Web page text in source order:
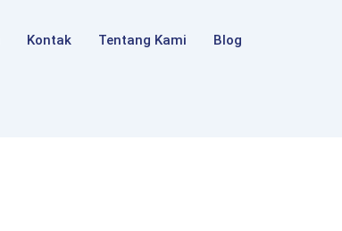
Kontak Tentang Kami Blog